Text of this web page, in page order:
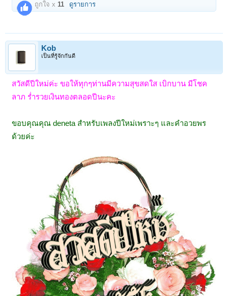
ถูกใจ x11 ดูรายการ
Kob
เป็นที่รู้จักกันดี
สวัสดีปีใหม่ค่ะ ขอให้ทุกๆท่านมีความสุขสดใส เบิกบาน มีโชค
ลาภ ร่ำรวยเงินทองตลอดปีนะคะ
ขอบคุณคุณ deneta สำหรับเพลงปีใหม่เพราะๆ และคำอวยพร
ด้วยค่ะ